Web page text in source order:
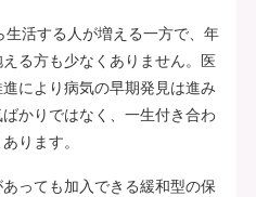
活する人が増える一方で、年
る方も少なくありません。医
により病気の早期発見は進み
かりではなく、一生付き合わ
ります。
っても加入できる緩和型の保